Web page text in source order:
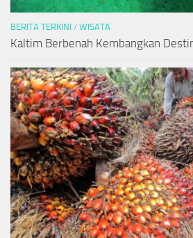
BERITA TERKINI / WISATA
Kaltim Berbenah Kembangkan